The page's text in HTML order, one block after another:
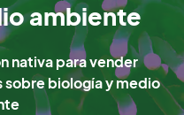
ambiente
nativa para vender
sobre biología y medio